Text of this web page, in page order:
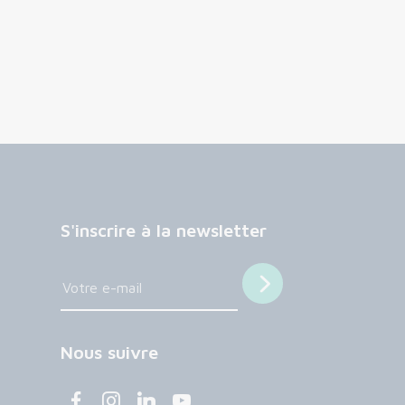
S'inscrire à la newsletter
Nous suivre